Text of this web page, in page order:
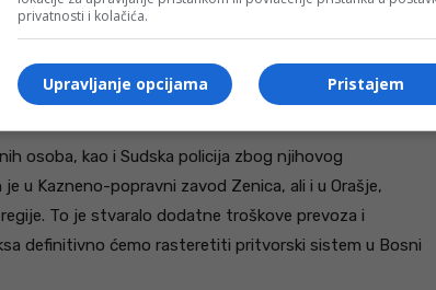
zavoda – kazao je Isaković.
rasteretiti pritvorski sistem u Bosni i
osoba, kao i Sudska policija zbog njihovog
u Kazneno-popravni zavod Zenica, ali i u Orašje,
To je stvaralo dodatne troškove prevoza i
definitivno ćemo rasteretiti pritvorski sistem u Bosni
privatnosti i kolačića.
Pristajem
Upravljanje opcijama